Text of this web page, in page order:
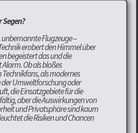
Segen?
Flugzeuge –
erobert den Himmel über
begeistert das und die
Ob als bloßes
als modernes
Umweltforschung oder
die Einsatzgebiete für die
aber die Auswirkungen von
und Privatsphäre sind kaum
die Risiken und Chancen